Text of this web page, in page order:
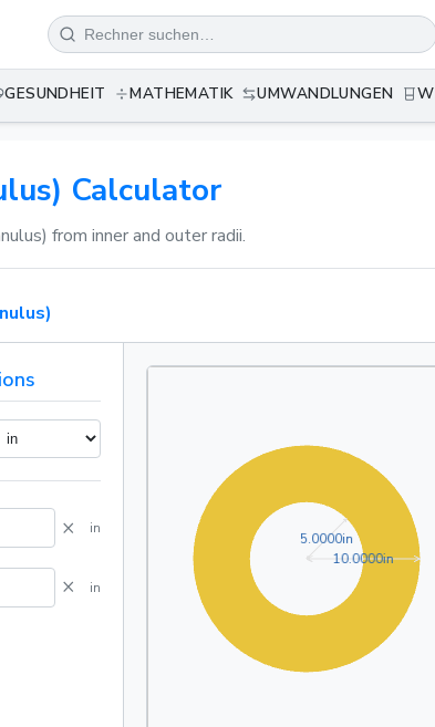
GESUNDHEIT MATHEMATIK UMWANDLUNGEN
Calculator
from inner and outer radii.
× in
× in
10.0000in
5.0000in5.0000in